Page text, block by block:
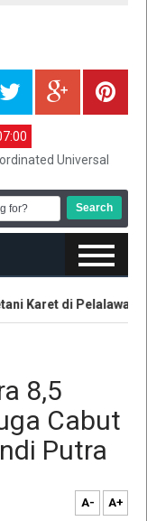
Universal
Karet di Pelalawan
8,5
Cabut
Putra
A- A+